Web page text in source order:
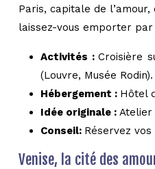
Paris, capitale de
laissez-vous emporter par
Activités :Croisière
(Louvre, Musée Rodin).
Hébergement : Hôtel
Idée originale : Atelier
Conseil: Réservez
Venise, la cité des